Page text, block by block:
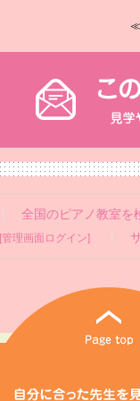
≪
全国のピアノ教室を
[管理画面ログイン]